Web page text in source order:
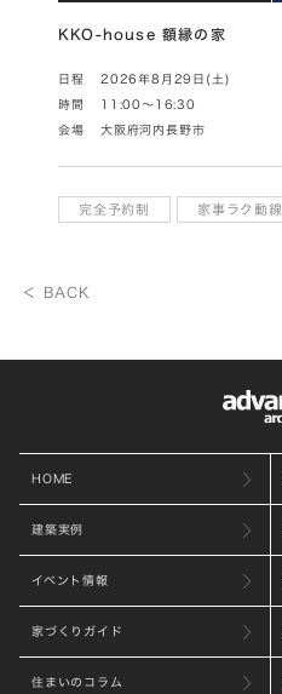
KKO-house 額縁の家
日程 2026年8月29日(土)
時間 11:00～16:30
会場 大阪府河内長野市
完全予約制 家事ラク動線
＜ BACK
HOME
建築実例
イベント情報
家づくりガイド
住まいのコラム